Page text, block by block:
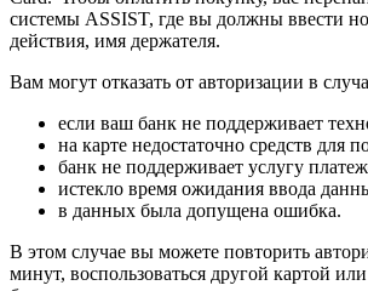
системы ASSIST, где вы должны ввести
действия, имя держателя.
Вам могут отказать от авторизации в
если ваш банк не поддерживает
на карте недостаточно средств для
банк не поддерживает услугу
истекло время ожидания ввода
в данных была допущена ошибка.
В этом случае вы можете повторить
минут, воспользоваться другой картой